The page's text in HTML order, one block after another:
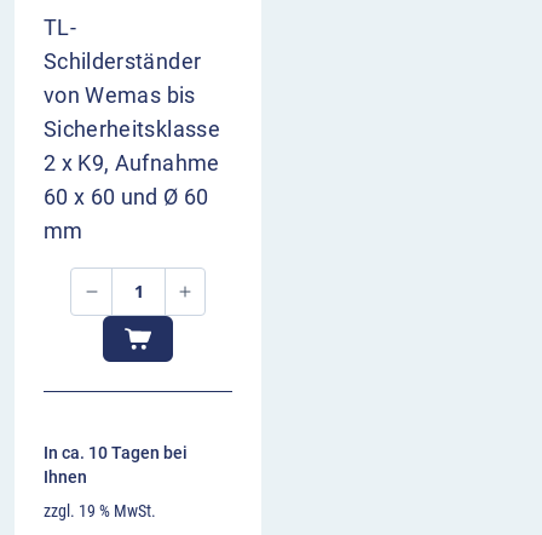
TL-
Schilderständer
von Wemas bis
Sicherheitsklasse
2 x K9, Aufnahme
60 x 60 und Ø 60
mm
In ca. 10 Tagen bei
Ihnen
zzgl. 19 % MwSt.